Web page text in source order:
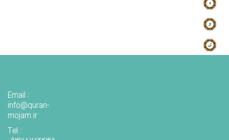
Email :
info@quran-
mojam.ir
Tel :